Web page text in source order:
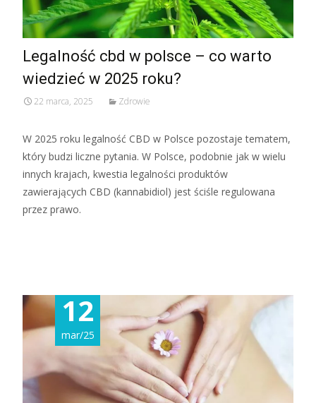
Legalność cbd w polsce – co warto
wiedzieć w 2025 roku?
22 marca, 2025 Zdrowie
W 2025 roku legalność CBD w Polsce pozostaje tematem,
który budzi liczne pytania. W Polsce, podobnie jak w wielu
innych krajach, kwestia legalności produktów
zawierających CBD (kannabidiol) jest ściśle regulowana
przez prawo.
12
mar/25